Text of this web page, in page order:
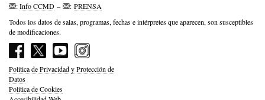
:Info CCMD – : PRENSA
Todos los datos de salas, programas, fechas e intérpretes que aparecen, son susceptibles
de modificaciones.
Política de Privacidad y Protección de
Datos
Política de Cookies